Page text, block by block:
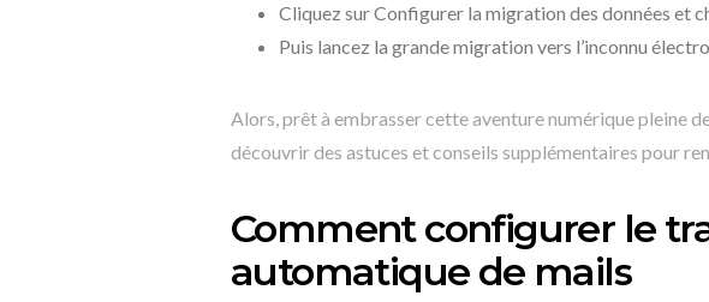
Cliquez sur Configurer la migration des données et
Puis lancez la grande migration vers l’inconnu
Alors, prêt à embrasser cette aventure numérique pleine
découvrir des astuces et conseils supplémentaires pour
Comment configurer le
automatique de mails